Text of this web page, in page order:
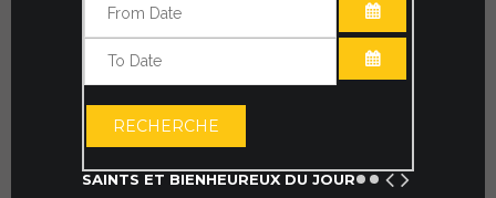
OUVRIR LE
RECHERCHE
SAINTS ET BIENHEUREUX DU JOUR